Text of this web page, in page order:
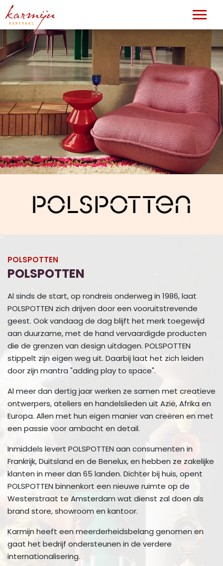
POLSPOTTEN
POLSPOTTEN
Al sinds de start, op rondreis onderweg in 1986, laat
POLSPOTTEN zich drijven door een vooruitstrevende
geest. Ook vandaag de dag blijft het merk toegewijd
aan duurzame, met de hand vervaardigde producten
die de grenzen van design uitdagen. POLSPOTTEN
stippelt zijn eigen weg uit. Daarbij laat het zich leiden
door zijn mantra "adding play to space".
Al meer dan dertig jaar werken ze samen met creatieve
ontwerpers, ateliers en handelslieden uit Azië, Afrika en
Europa. Allen met hun eigen manier van creëren en met
een passie voor ambacht en detail.
Inmiddels levert POLSPOTTEN aan consumenten in
Frankrijk, Duitsland en de Benelux, en hebben ze zakelijke
klanten in meer dan 65 landen. Dichter bij huis, opent
POLSPOTTEN binnenkort een nieuwe ruimte op de
Westerstraat te Amsterdam wat dienst zal doen als
brand store, showroom en kantoor.
Karmijn heeft een meerderheidsbelang genomen en
gaat het bedrijf ondersteunen in de verdere
internationalisering.